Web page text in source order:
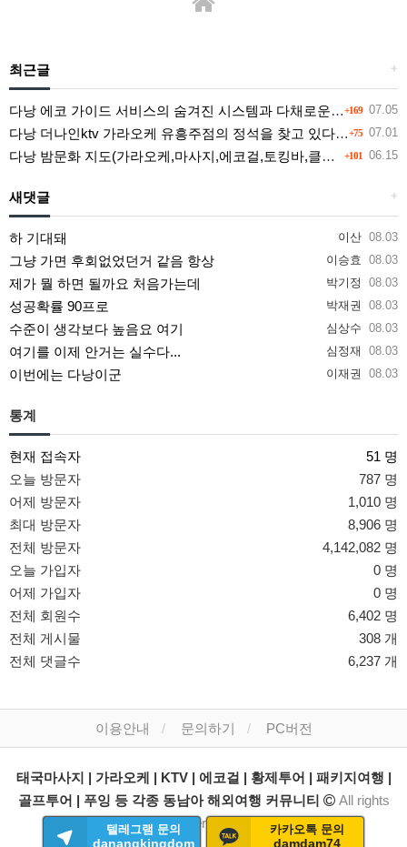
+
최근글
+169 07.05
다낭 에코 가이드 서비스의 숨겨진 시스템과 다채로운 인력 풀의 진실
+75 07.01
다낭 더나인ktv 가라오케 유흥주점의 정석을 찾고 있다면 여기
+101 06.15
다낭 밤문화 지도(가라오케,마사지,에코걸,토킹바,클럽) 유흥별 가격 및 후기공유
+
새댓글
이산 08.03
하 기대돼
이승효 08.03
그냥 가면 후회없었던거 같음 항상
박기정 08.03
제가 뭘 하면 될까요 처음가는데
박재권 08.03
성공확률 90프로
심상수 08.03
수준이 생각보다 높음요 여기
심정재 08.03
여기를 이제 안거는 실수다...
이재권 08.03
이번에는 다낭이군
통계
현재 접속자
51 명
오늘 방문자
787 명
어제 방문자
1,010 명
최대 방문자
8,906 명
전체 방문자
4,142,082 명
오늘 가입자
0 명
어제 가입자
0 명
전체 회원수
6,402 명
전체 게시물
308 개
전체 댓글수
6,237 개
텔레그램 문의
danangkingdom
카카오톡 문의
damdam74
이용안내 문의하기 PC버전
태국마사지 | 가라오케 | KTV | 에코걸 | 황제투어 | 패키지여행 |
골프투어 | 푸잉 등 각종 동남아 해외여행 커뮤니티
All rights
reserved.